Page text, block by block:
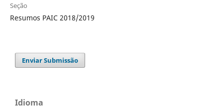
Seção
Resumos PAIC 2018/2019
Enviar Submissão
Idioma